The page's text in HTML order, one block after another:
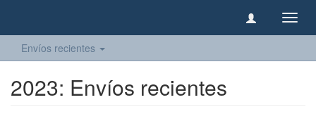
Envíos recientes
2023: Envíos recientes